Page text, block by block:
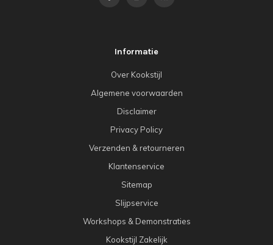
Informatie
Over Kookstijl
Algemene voorwaarden
Disclaimer
Privacy Policy
Verzenden & retourneren
Klantenservice
Sitemap
Slijpservice
Workshops & Demonstraties
Kookstijl Zakelijk